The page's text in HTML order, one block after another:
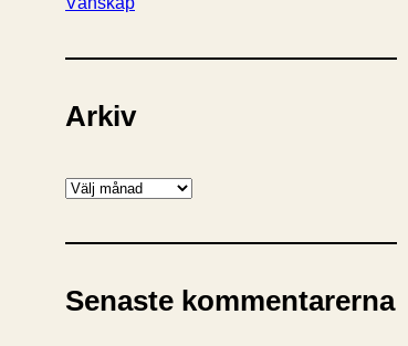
Arkiv
A
k
v
Senaste kommentarerna